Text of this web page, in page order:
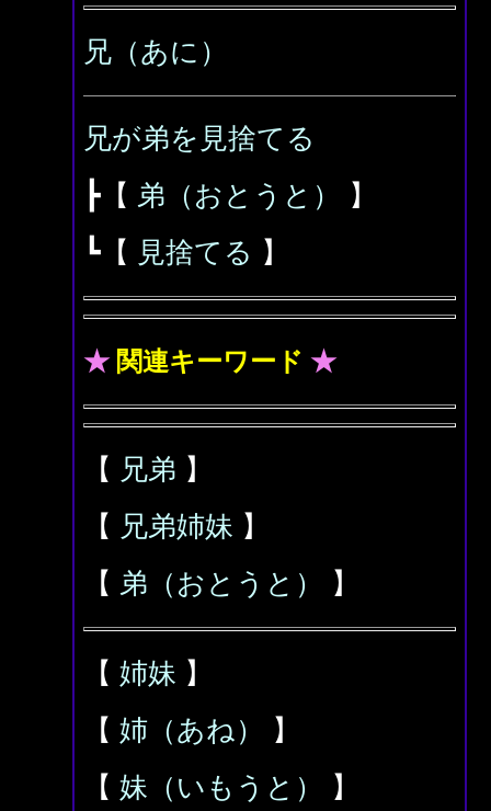
兄（あに）
兄が弟を見捨てる
┣【 弟（おとうと）
】
┗【 見捨てる 】
★ 関連キーワード ★
【 兄弟 】
【 兄弟姉妹 】
【 弟（おとうと） 】
【 姉妹 】
【 姉（あね）
】
【 妹（いもうと） 】